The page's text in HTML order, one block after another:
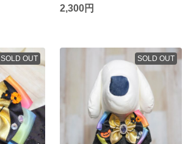
2,300円
SOLD OUT SOLD OUT